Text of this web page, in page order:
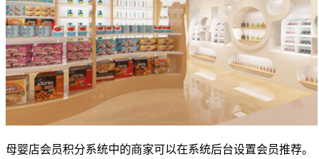
母婴店会员积分系统中的商家可以在系统后台设置会员推荐。